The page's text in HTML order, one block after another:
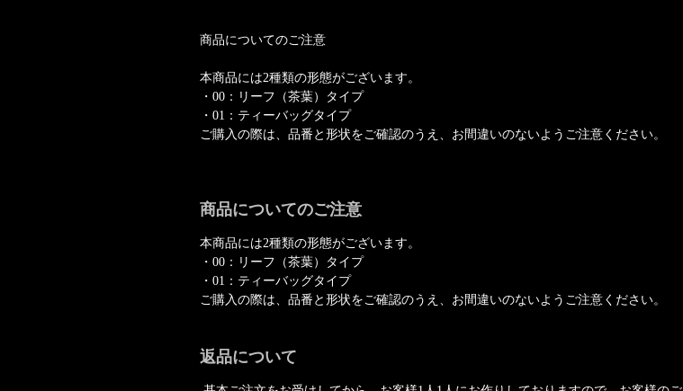
商品についてのご注意
本商品には2種類の形態がございます。
・00：リーフ（茶葉）タイプ
・01：ティーバッグタイプ
ご購入の際は、品番と形状をご確認のうえ、お間違いのないようご注意ください。
商品についてのご注意
本商品には2種類の形態がございます。
・00：リーフ（茶葉）タイプ
・01：ティーバッグタイプ
ご購入の際は、品番と形状をご確認のうえ、お間違いのないようご注意ください。
返品について